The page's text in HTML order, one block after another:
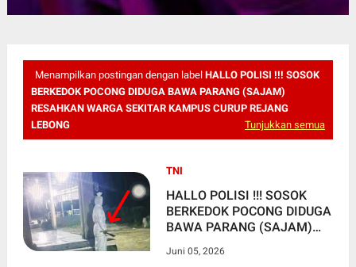
Menampilkan postingan dengan label HALLO POLISI !!! SOSOK
BERKEDOK POCONG DIDUGA BAWA PARANG (SAJAM)
RESAHKAN WARGA SEKITAR KAMPUS CURUP REJANG
LEBONG
Tunjukkan semua
TNI
HALLO POLISI !!! SOSOK
BERKEDOK POCONG DIDUGA
BAWA PARANG (SAJAM)
SEKITAR KAMPUS CURUP
Juni 05, 2026